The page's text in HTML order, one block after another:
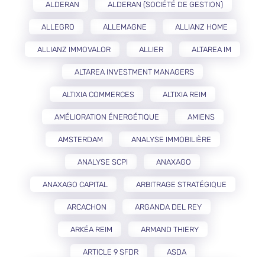
ALDERAN ALDERAN (SOCIÉTÉ DE GESTION)
ALLEGRO ALLEMAGNE ALLIANZ HOME
ALLIANZ IMMOVALOR ALLIER ALTAREA IM
ALTAREA INVESTMENT MANAGERS
ALTIXIA COMMERCES ALTIXIA REIM
AMÉLIORATION ÉNERGÉTIQUE AMIENS
AMSTERDAM ANALYSE IMMOBILIÈRE
ANALYSE SCPI ANAXAGO
ANAXAGO CAPITAL ARBITRAGE STRATÉGIQUE
ARCACHON ARGANDA DEL REY
ARKÉA REIM ARMAND THIERY
ARTICLE 9 SFDR ASDA